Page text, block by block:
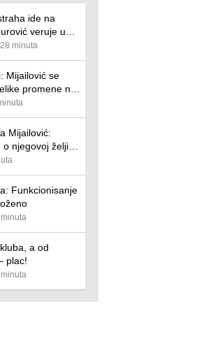
ide na
veruje u
minuta
Mijailović se
promene na
Mijailović:
o njegovoj želji
Funkcionisanje
a od
plac!